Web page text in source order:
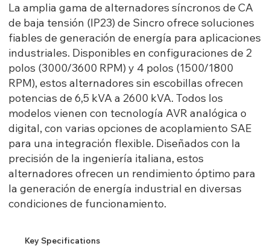
La amplia gama de alternadores síncronos de CA
de baja tensión (IP23) de Sincro ofrece soluciones
fiables de generación de energía para aplicaciones
industriales. Disponibles en configuraciones de 2
polos (3000/3600 RPM) y 4 polos (1500/1800
RPM), estos alternadores sin escobillas ofrecen
potencias de 6,5 kVA a 2600 kVA. Todos los
modelos vienen con tecnología AVR analógica o
digital, con varias opciones de acoplamiento SAE
para una integración flexible. Diseñados con la
precisión de la ingeniería italiana, estos
alternadores ofrecen un rendimiento óptimo para
la generación de energía industrial en diversas
condiciones de funcionamiento.
Key Specifications